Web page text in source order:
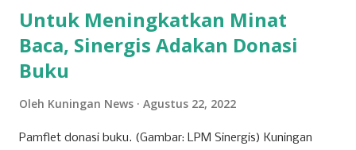
Untuk Meningkatkan Minat
Baca, Sinergis Adakan Donasi
Buku
Oleh Kuningan News Agustus 22, 2022
Pamflet donasi buku. (Gambar: LPM Sinergis) Kuningan